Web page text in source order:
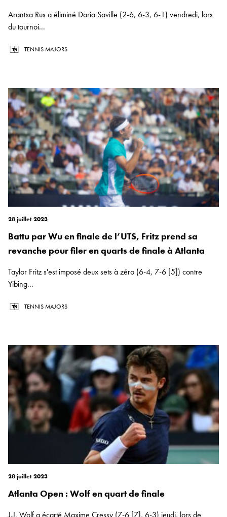
Arantxa Rus a éliminé Daria Saville (2-6, 6-3, 6-1) vendredi, lors
du tournoi...
TENNIS MAJORS
28 juillet 2023
Battu par Wu en finale de l’UTS, Fritz prend sa
revanche pour filer en quarts de finale à Atlanta
Taylor Fritz s'est imposé deux sets à zéro (6-4, 7-6 [5]) contre
Yibing...
TENNIS MAJORS
28 juillet 2023
Atlanta Open : Wolf en quart de finale